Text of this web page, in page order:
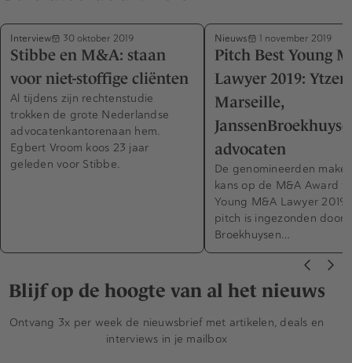
Interview 30 oktober 2019
Stibbe en M&A: staan
voor niet-stoffige cliënten
Al tijdens zijn rechtenstudie
trokken de grote Nederlandse
advocatenkantorenaan hem.
Egbert Vroom koos 23 jaar
geleden voor Stibbe.
Nieuws 1 november 2019
Pitch Best Young
Lawyer 2019: Ytzen
Marseille,
advocaten
De genomineerden
kans op de M&A Award
Young M&A Lawyer 2019.
pitch is ingezonden door
Broekhuysen…
Blijf op de hoogte van al het nieuws
Ontvang 3x per week de nieuwsbrief met artikelen, deals en
interviews in je mailbox